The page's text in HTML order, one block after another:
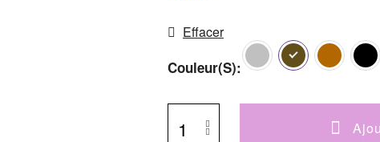
Couleur(s)
Effacer